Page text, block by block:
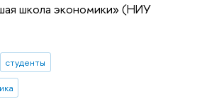
школа экономики» (НИУ
студенты